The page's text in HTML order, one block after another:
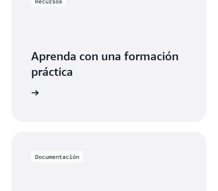
Aprenda con una formación
práctica
Documentación